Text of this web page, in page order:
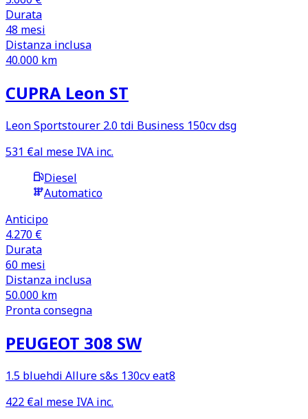
Durata
48 mesi
Distanza inclusa
40.000 km
CUPRA Leon ST
Leon Sportstourer 2.0 tdi Business 150cv dsg
531 €al mese IVA inc.
Diesel
Automatico
Anticipo
4.270 €
Durata
60 mesi
Distanza inclusa
50.000 km
Pronta consegna
PEUGEOT 308 SW
1.5 bluehdi Allure s&s 130cv eat8
422 €al mese IVA inc.